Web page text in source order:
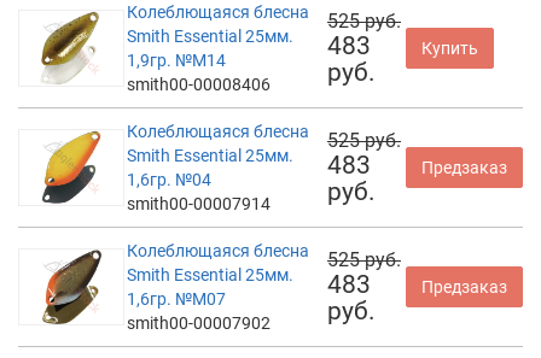
Колеблющаяся блесна
Smith Essential 25мм.
1,9гр. №M14
smith00-00008406
525 руб.
483
руб.
Купить
Колеблющаяся блесна
Smith Essential 25мм.
1,6гр. №04
smith00-00007914
525 руб.
483
руб.
Предзаказ
Колеблющаяся блесна
Smith Essential 25мм.
1,6гр. №M07
smith00-00007902
525 руб.
483
руб.
Предзаказ